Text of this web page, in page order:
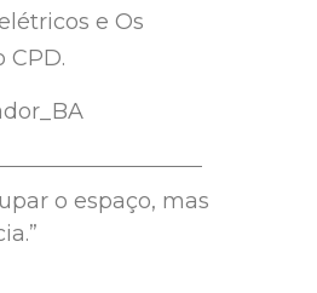
e Os
CPD.
o espaço, mas